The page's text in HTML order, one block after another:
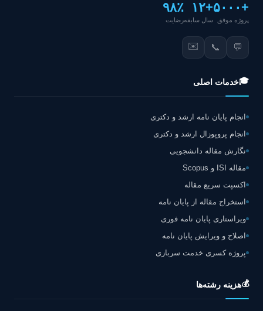
+۵۰۰۰
پروژه موفق
+۱۲
سال سابقه
۹۸٪
رضایت
💬
📞
✉️
🎓خدمات اصلی
انجام پایان نامه ارشد و دکتری
انجام پروپوزال ارشد و دکتری
نگارش مقاله دانشجویی
مقاله ISI و Scopus
اکسپت سریع مقاله
استخراج مقاله از پایان نامه
ویراستاری پایان نامه فوری
اصلاح و ویرایش پایان نامه
پروژه کسری خدمت سربازی
💰هزینه رشته‌ها